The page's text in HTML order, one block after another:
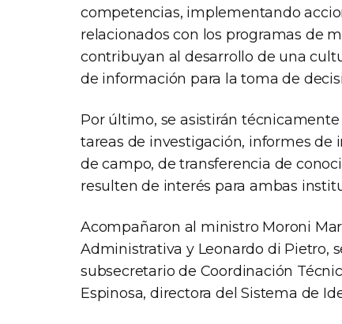
competencias, implementando
relacionados con los programas de
contribuyan al desarrollo de una
de información para la toma de
Por último, se asistirán
tareas de investigación, informes de
de campo, de transferencia de
resulten de interés para ambas
Acompañaron al ministro Moroni
Administrativa y Leonardo di Pietro,
subsecretario de Coordinación
Espinosa, directora del Sistema de